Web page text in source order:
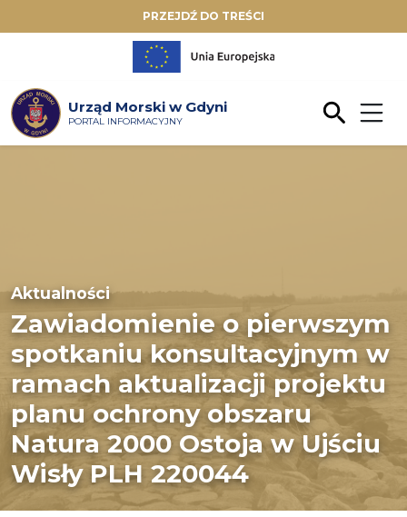
PRZEJDŹ DO TREŚCI
Urząd Morski w Gdyni
PORTAL INFORMACYJNY
Aktualności
Zawiadomienie o pierwszym
spotkaniu konsultacyjnym w
ramach aktualizacji projektu
planu ochrony obszaru
Natura 2000 Ostoja w Ujściu
Wisły PLH 220044